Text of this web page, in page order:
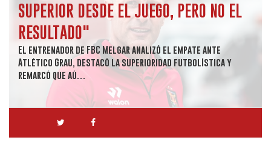
SUPERIOR DESDE EL JUEGO, PERO NO EL
RESULTADO"
El entrenador de FBC Melgar analizó el empate ante
Atlético Grau, destacó la superioridad futbolística y
remarcó que aú…